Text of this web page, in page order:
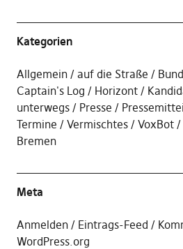
Kategorien
Allgemein auf die Straße
Captain's Log
Horizont
unterwegs
Presse
Termine
Vermischtes VoxBot
Bremen
Meta
Anmelden Eintrags-Feed
WordPress.org